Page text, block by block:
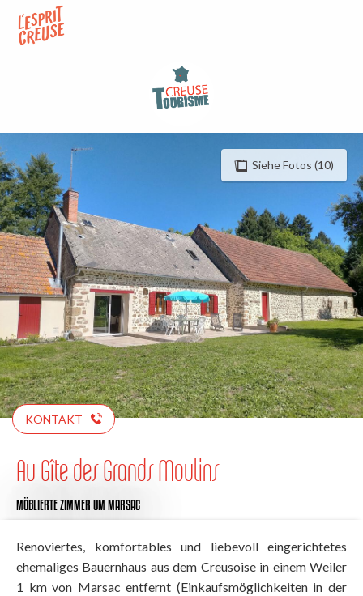
contenu
Siehe Fotos (10)
KONTAKT
Au Gîte des Grands Moulins
MÖBLIERTE ZIMMER UM MARSAC
Renoviertes, komfortables und liebevoll eingerichtetes
ehemaliges Bauernhaus aus dem Creusoise in einem Weiler
1 km von Marsac entfernt (Einkaufsmöglichkeiten in der